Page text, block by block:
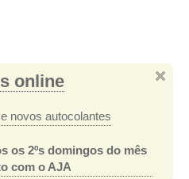
online
e novos autocolantes
os 2ºs domingos do mês
com o AJA